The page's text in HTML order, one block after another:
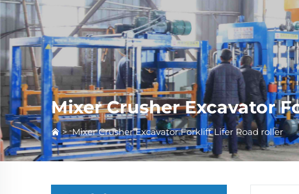
Mixer Crusher Excavator
>Mixer Crusher Excavator Forklift Lifer Road roller